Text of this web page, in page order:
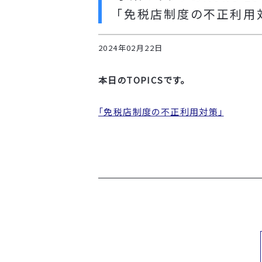
「免税店制度の不正利用
2024年02月22日
本日のTOPICSです。
「免税店制度の不正利用対策」